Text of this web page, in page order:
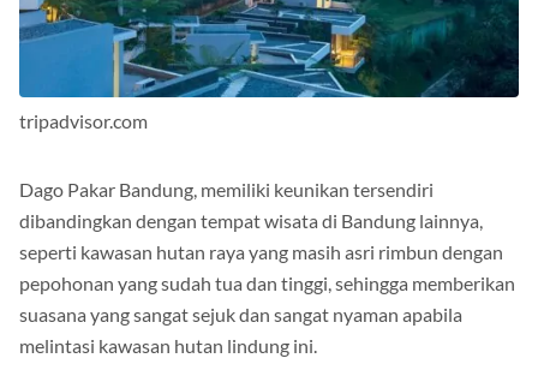
tripadvisor.com
Dago Pakar Bandung, memiliki keunikan tersendiri
dibandingkan dengan tempat wisata di Bandung lainnya,
seperti kawasan hutan raya yang masih asri rimbun dengan
pepohonan yang sudah tua dan tinggi, sehingga memberikan
suasana yang sangat sejuk dan sangat nyaman apabila
melintasi kawasan hutan lindung ini.